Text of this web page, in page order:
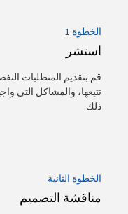
الخطوة 1
استشر
قم بتقديم المتطلبات
تتبعها، والمشاكل التي
ذلك.
الخطوة الثانية
مناقشة التصميم